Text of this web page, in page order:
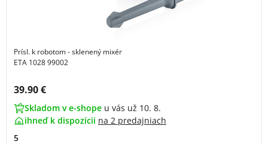
Prísl. k robotom - sklenený mixér
ETA 1028 99002
Cena s DPH:
39.90 €
Skladom v e-shope u vás už 10. 8.
ihneď k dispozícii na 2 predajniach
5